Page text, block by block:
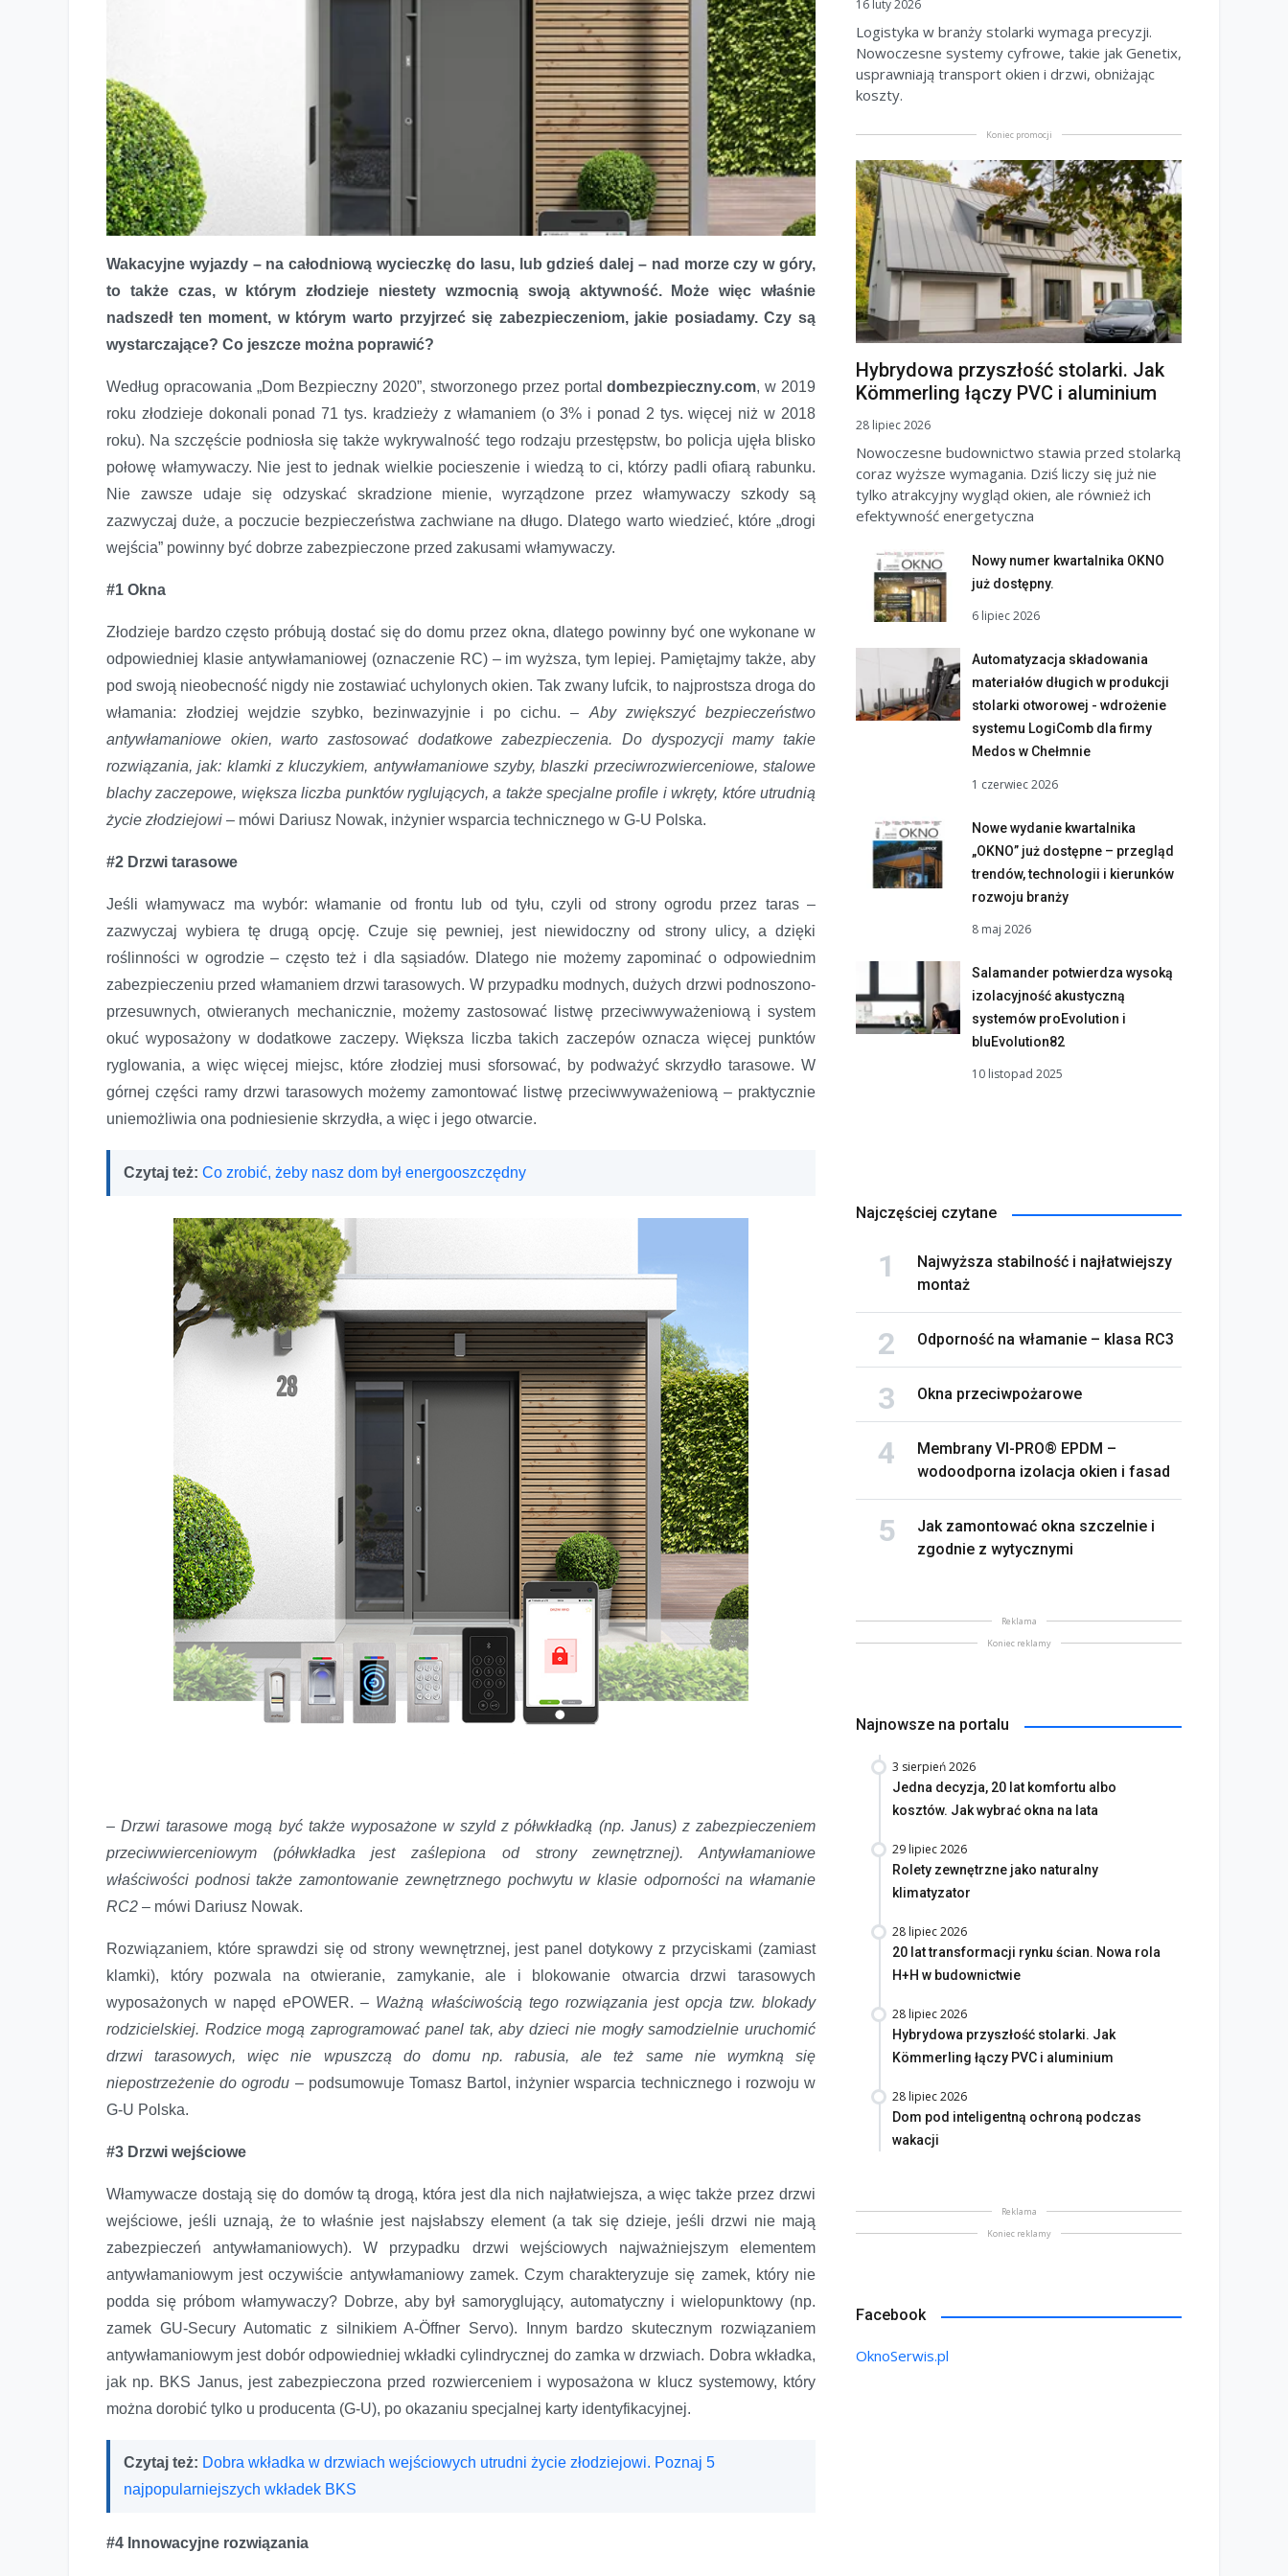
Wakacyjne wyjazdy – na całodniową wycieczkę do lasu, lub gdzieś dalej – nad morze czy w góry,
to także czas, w którym złodzieje niestety wzmocnią swoją aktywność. Może więc właśnie
nadszedł ten moment, w którym warto przyjrzeć się zabezpieczeniom, jakie posiadamy. Czy są
wystarczające? Co jeszcze można poprawić?
Według opracowania „Dom Bezpieczny 2020”, stworzonego przez portaldombezpieczny.com, w 2019
roku złodzieje dokonali ponad 71 tys. kradzieży z włamaniem (o 3% i ponad 2 tys. więcej niż w 2018
roku). Na szczęście podniosła się także wykrywalność tego rodzaju przestępstw, bo policja ujęła blisko
połowę włamywaczy. Nie jest to jednak wielkie pocieszenie i wiedzą to ci, którzy padli ofiarą rabunku.
Nie zawsze udaje się odzyskać skradzione mienie, wyrządzone przez włamywaczy szkody są
zazwyczaj duże, a poczucie bezpieczeństwa zachwiane na długo. Dlatego warto wiedzieć, które „drogi
wejścia” powinny być dobrze zabezpieczone przed zakusami włamywaczy.
#1 Okna
Złodzieje bardzo często próbują dostać się do domu przez okna, dlatego powinny być one wykonane w
odpowiedniej klasie antywłamaniowej (oznaczenie RC) – im wyższa, tym lepiej. Pamiętajmy także, aby
pod swoją nieobecność nigdy nie zostawiać uchylonych okien. Tak zwany lufcik, to najprostsza droga do
włamania: złodziej wejdzie szybko, bezinwazyjnie i po cichu. – Aby zwiększyć bezpieczeństwo
antywłamaniowe okien, warto zastosować dodatkowe zabezpieczenia. Do dyspozycji mamy takie
rozwiązania, jak: klamki z kluczykiem, antywłamaniowe szyby, blaszki przeciwrozwierceniowe, stalowe
blachy zaczepowe, większa liczba punktów ryglujących, a także specjalne profile i wkręty, które utrudnią
życie złodziejowi – mówi Dariusz Nowak, inżynier wsparcia technicznego w G-U Polska.
#2 Drzwi tarasowe
Jeśli włamywacz ma wybór: włamanie od frontu lub od tyłu, czyli od strony ogrodu przez taras –
zazwyczaj wybiera tę drugą opcję. Czuje się pewniej, jest niewidoczny od strony ulicy, a dzięki
roślinności w ogrodzie – często też i dla sąsiadów. Dlatego nie możemy zapominać o odpowiednim
zabezpieczeniu przed włamaniem drzwi tarasowych. W przypadku modnych, dużych drzwi podnoszono-
przesuwnych, otwieranych mechanicznie, możemy zastosować listwę przeciwwyważeniową i system
okuć wyposażony w dodatkowe zaczepy. Większa liczba takich zaczepów oznacza więcej punktów
ryglowania, a więc więcej miejsc, które złodziej musi sforsować, by podważyć skrzydło tarasowe. W
górnej części ramy drzwi tarasowych możemy zamontować listwę przeciwwyważeniową – praktycznie
uniemożliwia ona podniesienie skrzydła, a więc i jego otwarcie.
Czytaj też: Co zrobić, żeby nasz dom był energooszczędny
– Drzwi tarasowe mogą być także wyposażone w szyld z półwkładką (np. Janus) z zabezpieczeniem
przeciwwierceniowym (półwkładka jest zaślepiona od strony zewnętrznej). Antywłamaniowe
właściwości podnosi także zamontowanie zewnętrznego pochwytu w klasie odporności na włamanie
RC2 – mówi Dariusz Nowak.
Rozwiązaniem, które sprawdzi się od strony wewnętrznej, jest panel dotykowy z przyciskami (zamiast
klamki), który pozwala na otwieranie, zamykanie, ale i blokowanie otwarcia drzwi tarasowych
wyposażonych w napęd ePOWER.– Ważną właściwością tego rozwiązania jest opcja tzw. blokady
rodzicielskiej. Rodzice mogą zaprogramować panel tak, aby dzieci nie mogły samodzielnie uruchomić
drzwi tarasowych, więc nie wpuszczą do domu np. rabusia, ale też same nie wymkną się
niepostrzeżenie do ogrodu – podsumowuje Tomasz Bartol, inżynier wsparcia technicznego i rozwoju w
G-U Polska.
#3 Drzwi wejściowe
Włamywacze dostają się do domów tą drogą, która jest dla nich najłatwiejsza, a więc także przez drzwi
wejściowe, jeśli uznają, że to właśnie jest najsłabszy element (a tak się dzieje, jeśli drzwi nie mają
zabezpieczeń antywłamaniowych). W przypadku drzwi wejściowych najważniejszym elementem
antywłamaniowym jest oczywiście antywłamaniowy zamek. Czym charakteryzuje się zamek, który nie
podda się próbom włamywaczy? Dobrze, aby był samoryglujący, automatyczny i wielopunktowy (np.
zamek GU-Secury Automatic z silnikiem A-Öffner Servo). Innym bardzo skutecznym rozwiązaniem
antywłamaniowym jest dobór odpowiedniej wkładki cylindrycznej do zamka w drzwiach. Dobra wkładka,
jak np. BKS Janus, jest zabezpieczona przed rozwierceniem i wyposażona w klucz systemowy, który
można dorobić tylko u producenta (G-U), po okazaniu specjalnej karty identyfikacyjnej.
Czytaj też: Dobra wkładka w drzwiach wejściowych utrudni życie złodziejowi. Poznaj 5
najpopularniejszych wkładek BKS
#4 Innowacyjne rozwiązania
16 luty 2026
Logistyka w branży stolarki wymaga precyzji.
Nowoczesne systemy cyfrowe, takie jak Genetix,
usprawniają transport okien i drzwi, obniżając
koszty.
Koniec promocji
Hybrydowa przyszłość stolarki. Jak
Kömmerling łączy PVC i aluminium
28 lipiec 2026
Nowoczesne budownictwo stawia przed stolarką
coraz wyższe wymagania. Dziś liczy się już nie
tylko atrakcyjny wygląd okien, ale również ich
efektywność energetyczna
Nowy numer kwartalnika OKNO
już dostępny.
6 lipiec 2026
Automatyzacja składowania
materiałów długich w produkcji
stolarki otworowej - wdrożenie
systemu LogiComb dla firmy
Medos w Chełmnie
1 czerwiec 2026
Nowe wydanie kwartalnika
„OKNO” już dostępne – przegląd
trendów, technologii i kierunków
rozwoju branży
8 maj 2026
Salamander potwierdza wysoką
izolacyjność akustyczną
systemów proEvolution i
bluEvolution82
10 listopad 2025
Najczęściej czytane
Najwyższa stabilność i najłatwiejszy
montaż
Odporność na włamanie – klasa RC3
Okna przeciwpożarowe
Membrany VI-PRO® EPDM –
wodoodporna izolacja okien i fasad
Jak zamontować okna szczelnie i
zgodnie z wytycznymi
Reklama
Koniec reklamy
Najnowsze na portalu
3 sierpień 2026
Jedna decyzja, 20 lat komfortu albo
kosztów. Jak wybrać okna na lata
29 lipiec 2026
Rolety zewnętrzne jako naturalny
klimatyzator
28 lipiec 2026
20 lat transformacji rynku ścian. Nowa rola
H+H w budownictwie
28 lipiec 2026
Hybrydowa przyszłość stolarki. Jak
Kömmerling łączy PVC i aluminium
28 lipiec 2026
Dom pod inteligentną ochroną podczas
wakacji
Reklama
Koniec reklamy
Facebook
OknoSerwis.pl